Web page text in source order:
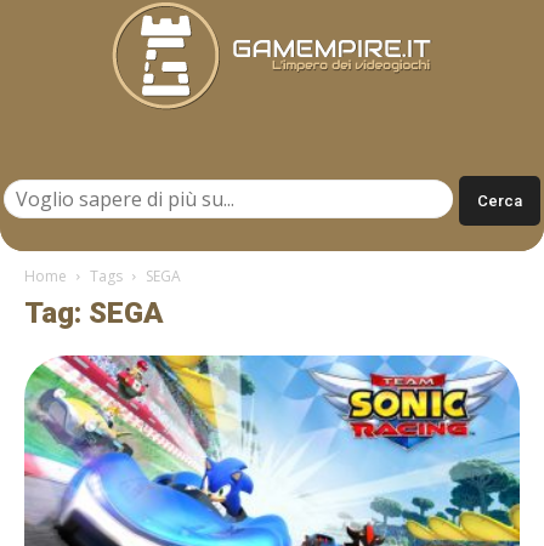
Home Tags SEGA
Tag: SEGA